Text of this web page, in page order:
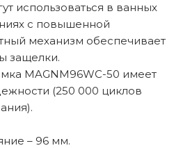
использоваться в ванных
с повышенной
механизм обеспечивает
защелки.
MAGNM96WC-50 имеет
(250 000 циклов
– 96 мм.